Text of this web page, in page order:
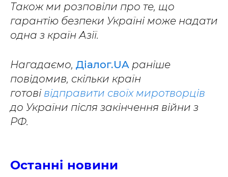
Також ми розповіли про те, що
гарантію безпеки Україні може надати
одна з країн Азії.
Нагадаємо, Діалог.UA раніше
повідомив, скільки країн
готові відправити своїх миротворців
до України після закінчення війни з
РФ.
Останні новини